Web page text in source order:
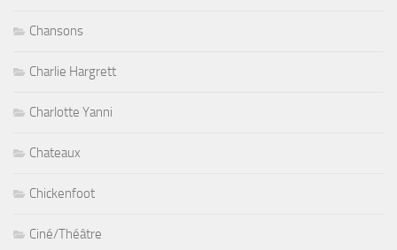
Chansons
Charlie Hargrett
Charlotte Yanni
Chateaux
Chickenfoot
Ciné/Théâtre